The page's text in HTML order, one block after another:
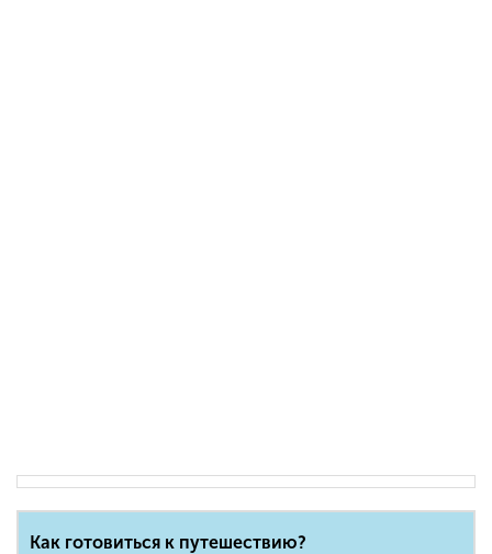
Как готовиться к путешествию?